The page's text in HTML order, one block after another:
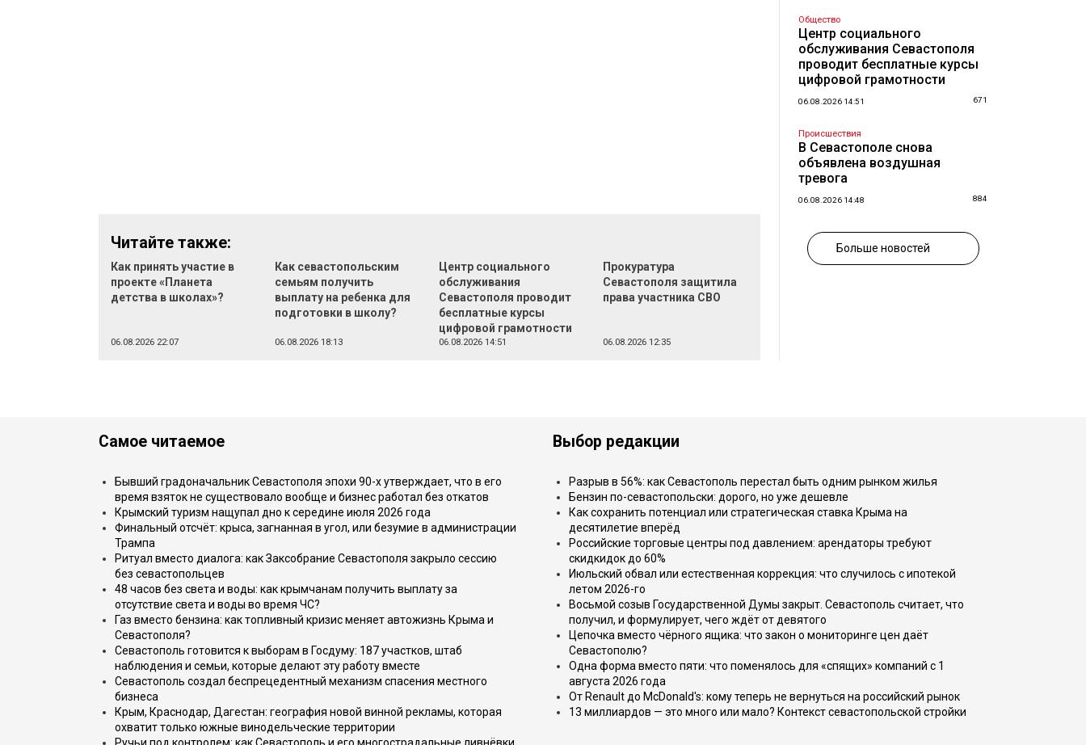
Читайте также:
Как принять участие в
проекте «Планета
детства в школах»?
06.08.2026 22:07
Как севастопольским
семьям получить
выплату на ребенка для
подготовки в школу?
06.08.2026 18:13
Центр социального
обслуживания
Севастополя проводит
бесплатные курсы
цифровой грамотности
06.08.2026 14:51
Прокуратура
Севастополя защитила
права участника СВО
06.08.2026 12:35
Общество
Центр социального
обслуживания Севастополя
проводит бесплатные курсы
цифровой грамотности
06.08.2026 14:51 671
Происшествия
В Севастополе снова
объявлена воздушная
тревога
06.08.2026 14:48 884
Больше новостей
Самое читаемое
Бывший градоначальник Севастополя эпохи 90-х утверждает, что в его
время взяток не существовало вообще и бизнес работал без откатов
Крымский туризм нащупал дно к середине июля 2026 года
Финальный отсчёт: крыса, загнанная в угол, или безумие в администрации
Трампа
Ритуал вместо диалога: как Заксобрание Севастополя закрыло сессию
без севастопольцев
48 часов без света и воды: как крымчанам получить выплату за
отсутствие света и воды во время ЧС?
Газ вместо бензина: как топливный кризис меняет автожизнь Крыма и
Севастополя?
Севастополь готовится к выборам в Госдуму: 187 участков, штаб
наблюдения и семьи, которые делают эту работу вместе
Севастополь создал беспрецедентный механизм спасения местного
бизнеса
Крым, Краснодар, Дагестан: география новой винной рекламы, которая
охватит только южные винодельческие территории
Выбор редакции
Разрыв в 56%: как Севастополь перестал быть одним рынком жилья
Бензин по-севастопольски: дорого, но уже дешевле
Как сохранить потенциал или стратегическая ставка Крыма на
десятилетие вперёд
Российские торговые центры под давлением: арендаторы требуют
скидкидок до 60%
Июльский обвал или естественная коррекция: что случилось с ипотекой
летом 2026-го
Восьмой созыв Государственной Думы закрыт. Севастополь считает, что
получил, и формулирует, чего ждёт от девятого
Цепочка вместо чёрного ящика: что закон о мониторинге цен даёт
Севастополю?
Одна форма вместо пяти: что поменялось для «спящих» компаний с 1
августа 2026 года
От Renault до McDonald's: кому теперь не вернуться на российский рынок
13 миллиардов — это много или мало? Контекст севастопольской стройки